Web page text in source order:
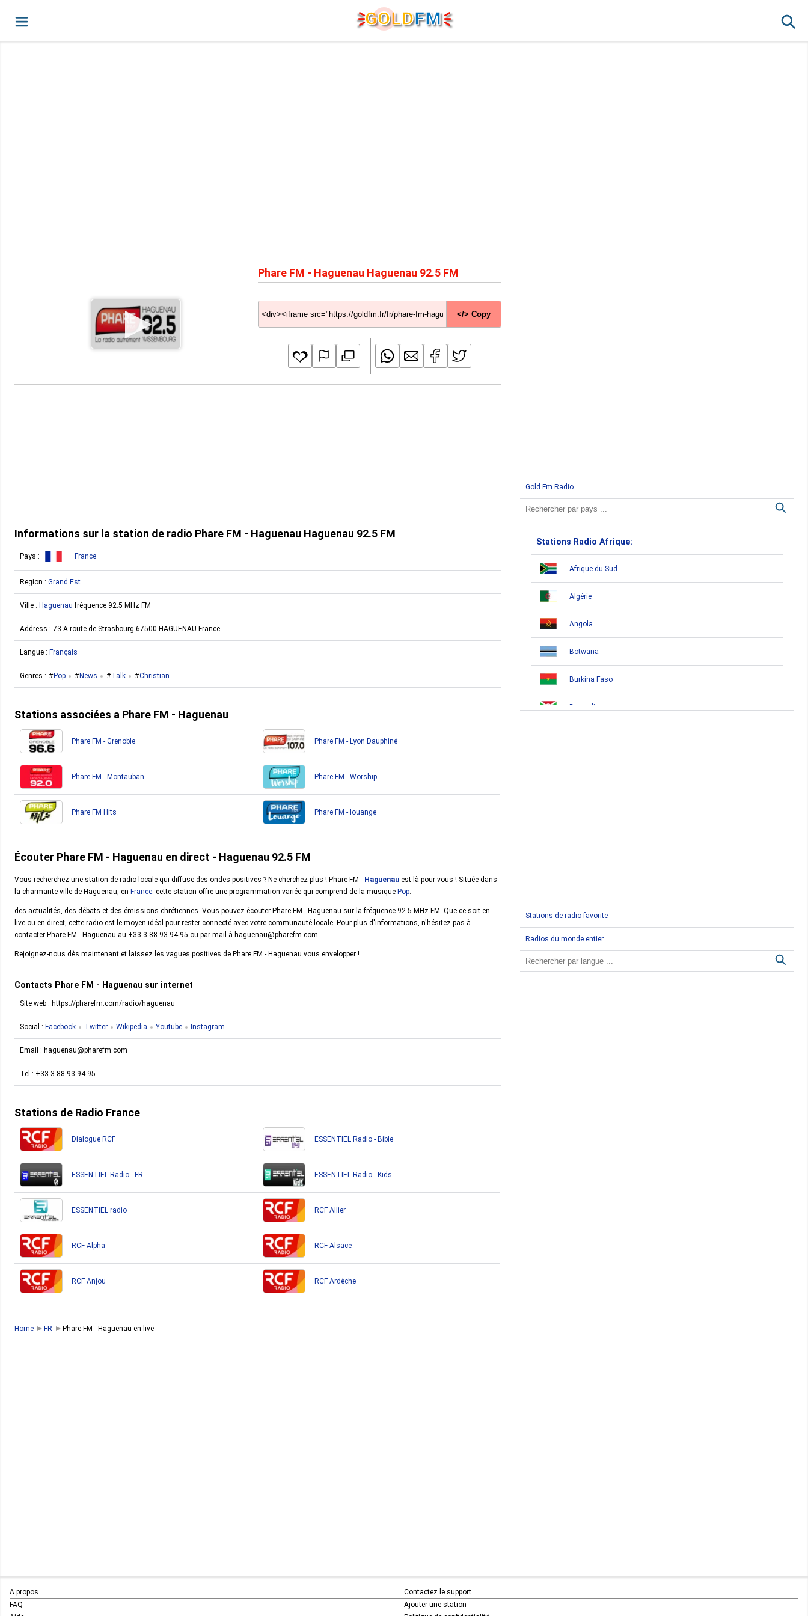
GOLDFM
Phare FM - Haguenau Haguenau 92.5 FM
</> Copy
Informations sur la station de radio Phare FM - Haguenau Haguenau 92.5 FM
Pays : France
Region : Grand Est
Ville : Haguenau fréquence 92.5 MHz FM
Address : 73 A route de Strasbourg 67500 HAGUENAU France
Langue : Français
Genres : Pop News Talk Christian
Stations associées a Phare FM - Haguenau
Phare FM - Grenoble Phare FM - Lyon Dauphiné
Phare FM - Montauban Phare FM - Worship
Phare FM Hits Phare FM - louange
Écouter Phare FM - Haguenau en direct - Haguenau 92.5 FM
Vous recherchez une station de radio locale qui diffuse des ondes positives ? Ne cherchez plus ! Phare FM - Haguenau est là pour vous ! Située dans
la charmante ville de Haguenau, en France. cette station offre une programmation variée qui comprend de la musique Pop.
des actualités, des débats et des émissions chrétiennes. Vous pouvez écouter Phare FM - Haguenau sur la fréquence 92.5 MHz FM. Que ce soit en
live ou en direct, cette radio est le moyen idéal pour rester connecté avec votre communauté locale. Pour plus d'informations, n'hésitez pas à
contacter Phare FM - Haguenau au +33 3 88 93 94 95 ou par mail à haguenau@pharefm.com.
Rejoignez-nous dès maintenant et laissez les vagues positives de Phare FM - Haguenau vous envelopper !.
Contacts Phare FM - Haguenau sur internet
Site web : https://pharefm.com/radio/haguenau
Social : Facebook Twitter Wikipedia Youtube Instagram
Email : haguenau@pharefm.com
Tel : +33 3 88 93 94 95
Stations de Radio France
Dialogue RCF ESSENTIEL Radio - Bible
ESSENTIEL Radio - FR ESSENTIEL Radio - Kids
ESSENTIEL radio RCF Allier
RCF Alpha RCF Alsace
RCF Anjou RCF Ardèche
Gold Fm Radio
Stations Radio Afrique:
Afrique du Sud
Algérie
Angola
Botwana
Burkina Faso
Burundi
Egypte
Stations de radio favorite
Radios du monde entier
Home FR Phare FM - Haguenau en live
A propos
FAQ
Contactez le support
Ajouter une station